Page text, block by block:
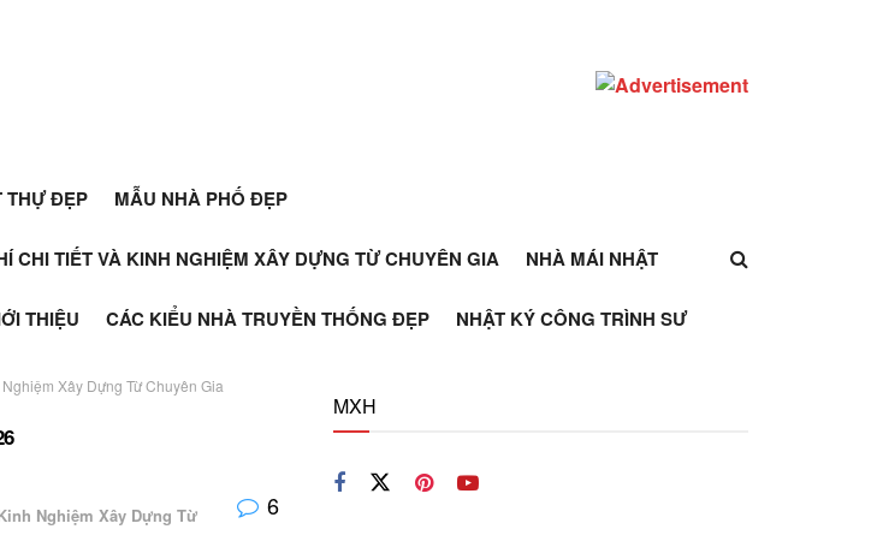
THỰ ĐẸP MẪU NHÀ PHỐ ĐẸP
CHI TIẾT VÀ KINH NGHIỆM XÂY DỰNG TỪ CHUYÊN GIA NHÀ MÁI NHẬT
THIỆU CÁC KIỂU NHÀ TRUYỀN THỐNG ĐẸP NHẬT KÝ CÔNG TRÌNH SƯ
Xây Dựng Từ Chuyên Gia
Nghiệm Xây Dựng Từ
6
MXH